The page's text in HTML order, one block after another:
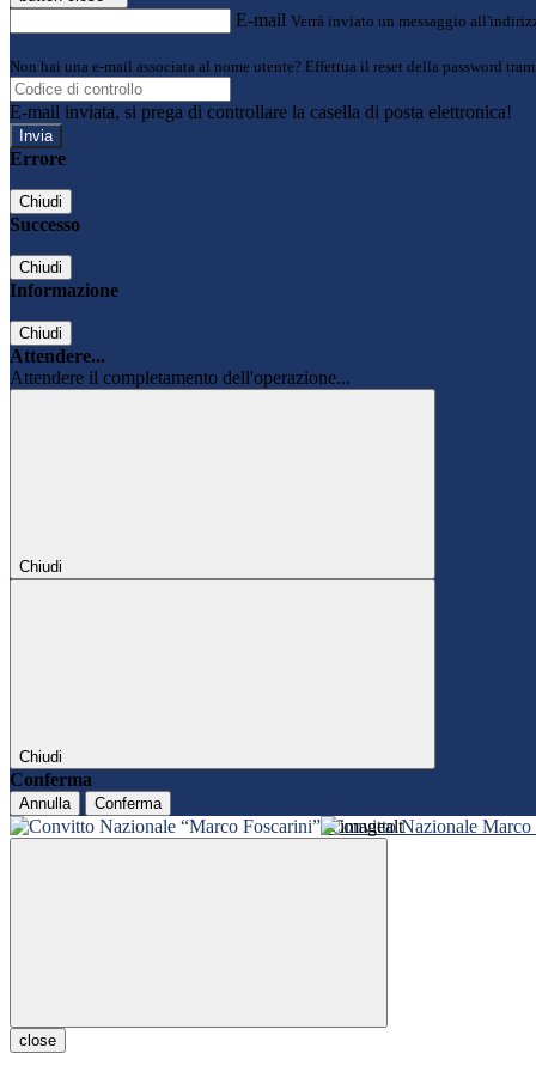
E-mail Verrà inviato un messaggio
Non hai una e-mail associata al nome utente? Effettua il reset della password
E-mail inviata, si prega di controllare la casella di posta elettronica!
Errore
Chiudi
Successo
Chiudi
Informazione
Chiudi
Attendere...
Attendere il completamento dell'operazione...
Chiudi
Chiudi
Conferma
Annulla Conferma
Convitto Nazionale Marco
close